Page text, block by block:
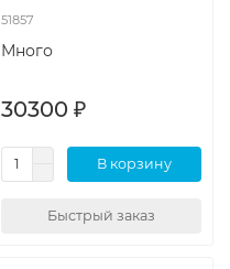
51857
Много
30300 ₽
В корзину
Быстрый заказ